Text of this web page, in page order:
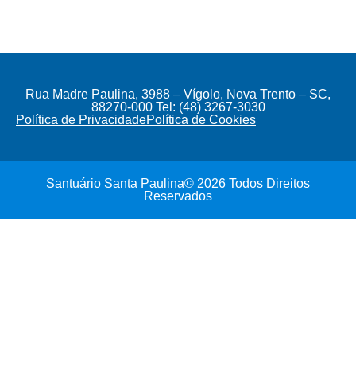
Rua Madre Paulina, 3988 – Vígolo, Nova Trento – SC,
88270-000 Tel: (48) 3267-3030
Política de PrivacidadePolítica de Cookies
Santuário Santa Paulina© 2026 Todos Direitos
Reservados